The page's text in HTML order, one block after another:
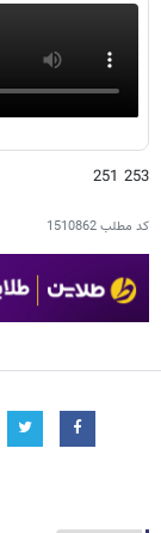
253 251
کد مطلب1510862